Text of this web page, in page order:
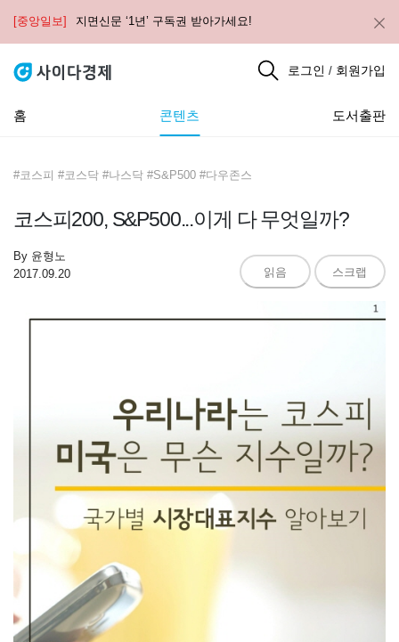
[중앙일보] 지면신문 ‘1년’ 구독권 받아가세요!
로그인 / 회원가입
홈 콘텐츠 도서출판
#코스피 #코스닥 #나스닥 #S&P500 #다우존스
코스피200, S&P500...이게 다 무엇일까?
By 윤형노
2017.09.20
읽음 스크랩